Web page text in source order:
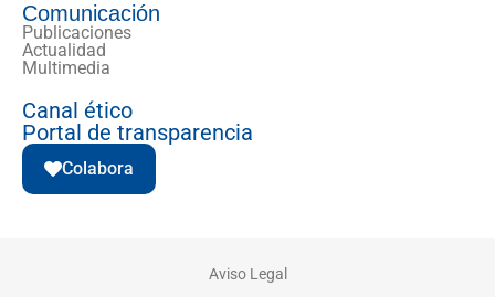
Comunicación
Publicaciones
Actualidad
Multimedia
Canal ético
Portal de transparencia
Colabora
Aviso Legal